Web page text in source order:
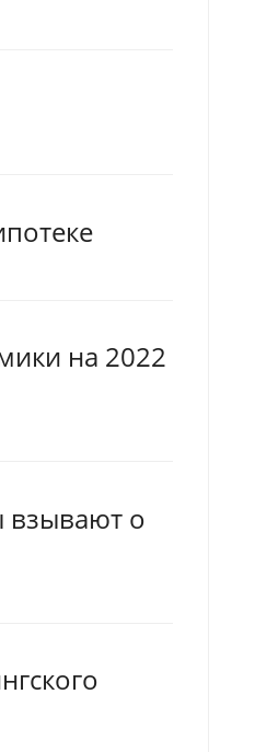
на 2022
взывают о